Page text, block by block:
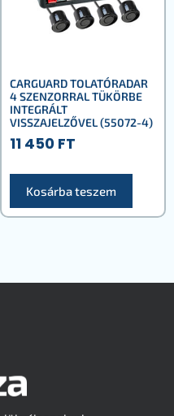
CARGUARD TOLATÓRADAR
4 SZENZORRAL TÜKÖRBE
INTEGRÁLT
VISSZAJELZŐVEL (55072-4)
11 450 FT
Kosárba teszem